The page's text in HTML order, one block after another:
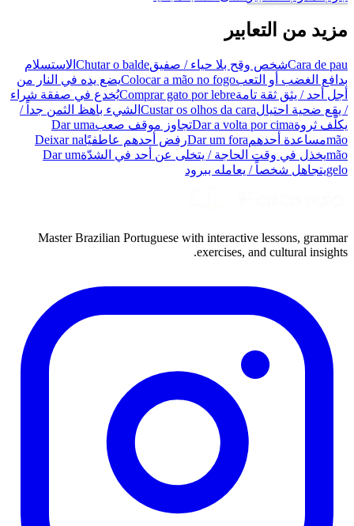
مزيد من التعابير
Cara de pauشخص وقح بلا حياء / صفيقChutar o balde الاستسلام
بدافع الغضب أو التعبColocar a mão no fogoيضع يده في النار من
أجل أحد / يثق ثقة تامةComprar gato por lebreيُخدع في صفقة شراء
/ يقع ضحية احتيالCustar os olhos da cara الشيء باهظ الثمن جداً /
يكلّف ثروةDar a volta por cimaتجاوز موقف صعبDar uma
mãoمساعدة أحدهمDar um foraرفض أحدهم عاطفيًاDeixar na
mãoيخذل في وقت الحاجة / يتخلى عن أحد في الشدّةDar um
geloيتجاهل شخصاً / يعامله ببرود
Master Brazilian Portuguese with interactive lessons, grammar
exercises, and cultural insights.